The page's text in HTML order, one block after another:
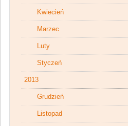
Kwiecień
Marzec
Luty
Styczeń
2013
Grudzień
Listopad